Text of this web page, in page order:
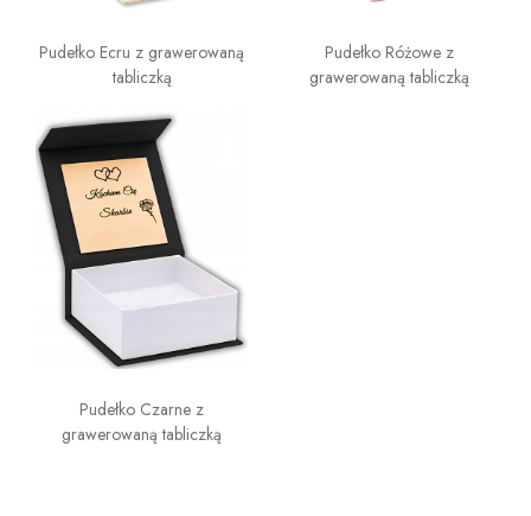
Pudełko Ecru z grawerowaną
tabliczką
Pudełko Różowe z
grawerowaną tabliczką
Pudełko Czarne z
grawerowaną tabliczką